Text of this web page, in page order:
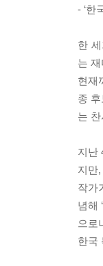
- ‘한
한
는
현재
종
는
지난
지만
작가
념해
으로
한국